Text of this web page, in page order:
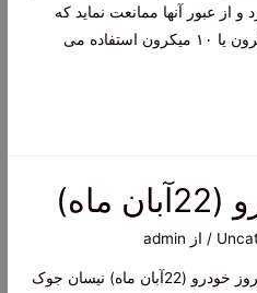
از عبور آنها ممانعت نماید که
اغلب از فیلتر نمدی با سایز ۵ میکرون یا ۱۰ میکرون استفاده می
ماه)
/ از admin
به گزارش تجارت‌نیوز، در بازار امروز خودرو (22آبان ماه) نیسان جوک‌